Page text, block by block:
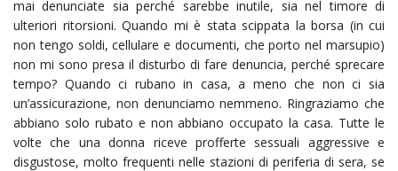
mai denunciate sia perché sarebbe inutile, sia nel timore di
ulteriori ritorsioni. Quando mi è stata scippata la borsa (in cui
non tengo soldi, cellulare e documenti, che porto nel marsupio)
non mi sono presa il disturbo di fare denuncia, perché sprecare
tempo? Quando ci rubano in casa, a meno che non ci sia
un’assicurazione, non denunciamo nemmeno. Ringraziamo che
abbiano solo rubato e non abbiano occupato la casa. Tutte le
volte che una donna riceve profferte sessuali aggressive e
disgustose, molto frequenti nelle stazioni di periferia di sera, se